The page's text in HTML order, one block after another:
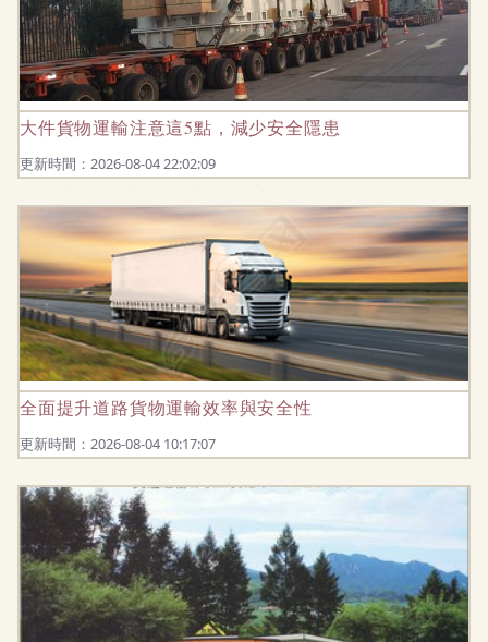
大件貨物運輸注意這5點，減少安全隱患
更新時間：2026-08-04 22:02:09
全面提升道路貨物運輸效率與安全性
更新時間：2026-08-04 10:17:07